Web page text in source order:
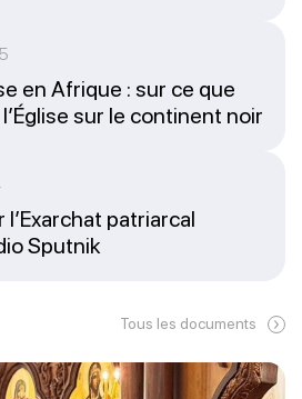
en Afrique : sur ce que
sur le continent noir
patriarcal
Sputnik
Tous les documents